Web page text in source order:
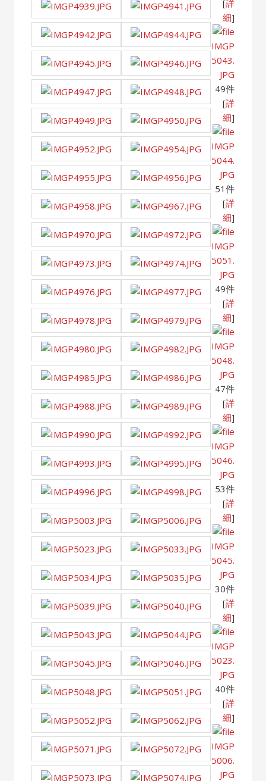
[詳
細]
IMGP
5043.
JPG
49件
[詳
細]
IMGP
5044.
JPG
51件
[詳
細]
IMGP
5051.
JPG
49件
[詳
細]
IMGP
5048.
JPG
47件
[詳
細]
IMGP
5046.
JPG
53件
[詳
細]
IMGP
5045.
JPG
30件
[詳
細]
IMGP
5023.
JPG
40件
[詳
細]
IMGP
5006.
JPG